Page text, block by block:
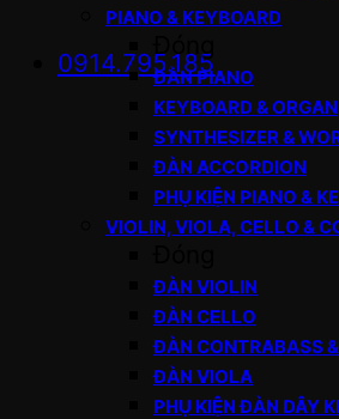
0914.795.185
PIANO & KEYBOARD
ĐÀN PIANO
KEYBOARD & ORGAN
SYNTHESIZER &
ĐÀN ACCORDION
PHỤ KIỆN PIANO &
VIOLIN, VIOLA, CELLO &
ĐÀN VIOLIN
ĐÀN CELLO
ĐÀN CONTRABASS
ĐÀN VIOLA
PHỤ KIỆN ĐÀN DÂY